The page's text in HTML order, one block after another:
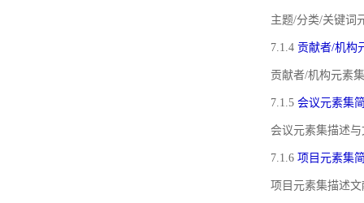
主题/分类/关键词
7.1.4 贡献者/机构
贡献者/机构元素
7.1.5 会议元素集
会议元素集描述
7.1.6 项目元素集
项目元素集描述